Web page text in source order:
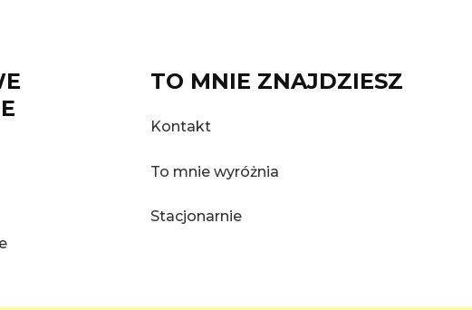
TO MNIE ZNAJDZIESZ
Kontakt
To mnie wyróżnia
Stacjonarnie